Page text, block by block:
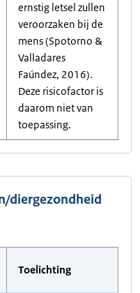
ernstig letsel zullen
veroorzaken bij de
mens (Spotorno &
Valladares
Faúndez, 2016).
Deze risicofactor is
daarom niet van
toepassing.
diergezondheid
Toelichting